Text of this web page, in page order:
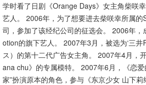
学时看了日剧《Orange Days》女主角柴咲
艺人。 2006年，为了想要进去柴咲幸所属
司，参加了该经纪公司的征选会。 2006年
otion的旗下艺人。 2007年3月，被选为‘三井
ス）的第十二代广告女主角。 2007年4月，
ana chu》的专属模特。 2007年6月，《恋
家”扮演原本的角色，参与《东京少女 山下莉